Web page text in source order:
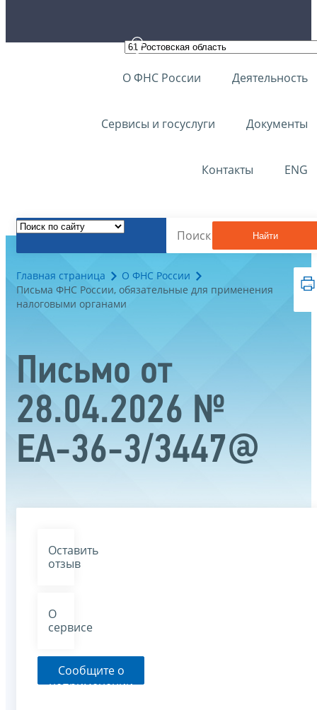
О ФНС России Деятельность
Сервисы и госуслуги Документы
Контакты ENG
Найти
Главная страница
О ФНС России
Письма ФНС России, обязательные для применения
налоговыми органами
Письмо от
28.04.2026 №
ЕА-36-3/3447@
Оставить
отзыв
О
сервисе
Сообщите о
неприменении